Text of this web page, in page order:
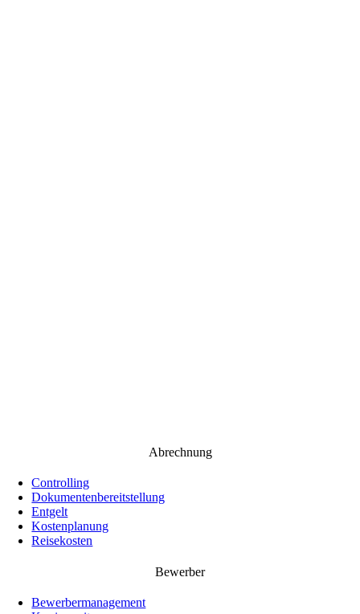
Abrechnung
Controlling
Dokumentenbereitstellung
Entgelt
Kostenplanung
Reisekosten
Bewerber
Bewerbermanagement